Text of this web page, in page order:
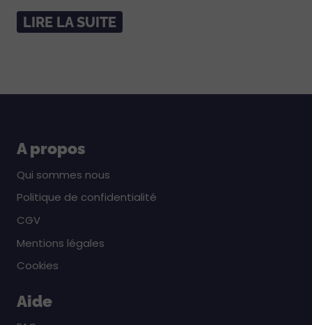
LIRE LA SUITE
A propos
Qui sommes nous
Politique de confidentialité
CGV
Mentions légales
Cookies
Aide